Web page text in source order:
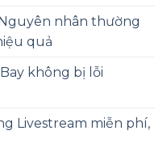
nhân thường
quả
không bị lỗi
Livestream miễn phí,